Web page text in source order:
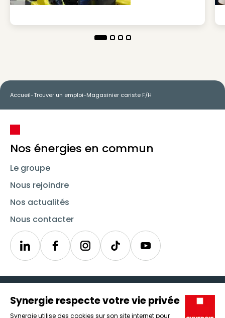
Accueil-Trouver un emploi-Magasinier cariste F/H
Nos énergies en commun
Le groupe
Nous rejoindre
Nos actualités
Nous contacter
LinkedinSynergieInstagramTikTok Youtube
Icône d'illustration
Candidats